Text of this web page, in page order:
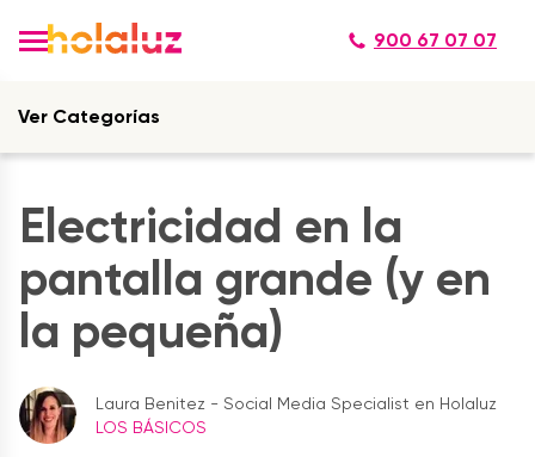
900 67 07 07
Ver Categorías
Electricidad en la
pantalla grande (y en
la pequeña)
Laura Benitez - Social Media Specialist en Holaluz
LOS BÁSICOS